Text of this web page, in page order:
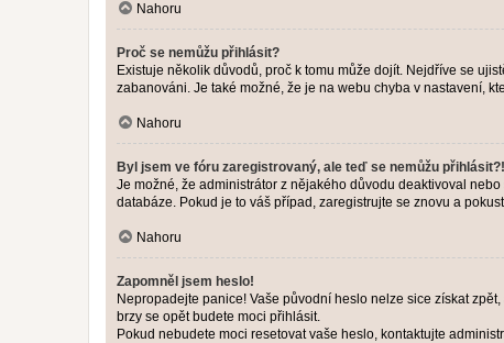
Nahoru
Proč se nemůžu přihlásit?
Existuje několik důvodů, proč k tomu může dojít. Nejdříve se
zabanováni. Je také možné, že je na webu chyba v nastavení,
Nahoru
Byl jsem ve fóru zaregistrovaný, ale teď se nemůžu přihlásit?!
Je možné, že administrátor z nějakého důvodu deaktivoval
databáze. Pokud je to váš případ, zaregistrujte se znovu a
Nahoru
Zapomněl jsem heslo!
Nepropadejte panice! Vaše původní heslo nelze sice získat
brzy se opět budete moci přihlásit.
Pokud nebudete moci resetovat vaše heslo, kontaktujte